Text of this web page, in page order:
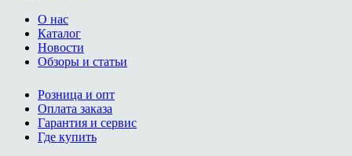
О нас
Каталог
Новости
Обзоры и статьи
Розница и опт
Оплата заказа
Гарантия и сервис
Где купить